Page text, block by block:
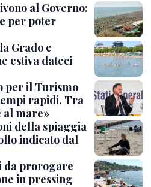
al Governo:
per poter
Grado e
estiva dateci
per il Turismo
rapidi. Tra
al mare»
della spiaggia
indicato dal
da prorogare
in pressing